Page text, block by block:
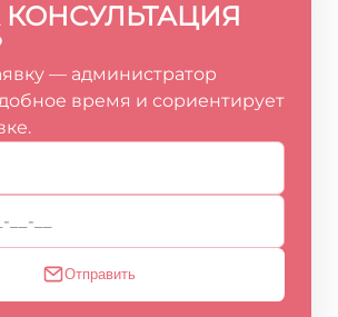
— администратор
время и сориентирует
Отправить